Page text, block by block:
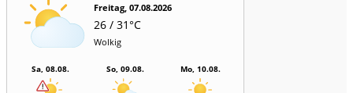
Freitag, 07.08.2026
26 / 31°C
Wolkig
Sa, 08.08. So, 09.08. Mo, 10.08.